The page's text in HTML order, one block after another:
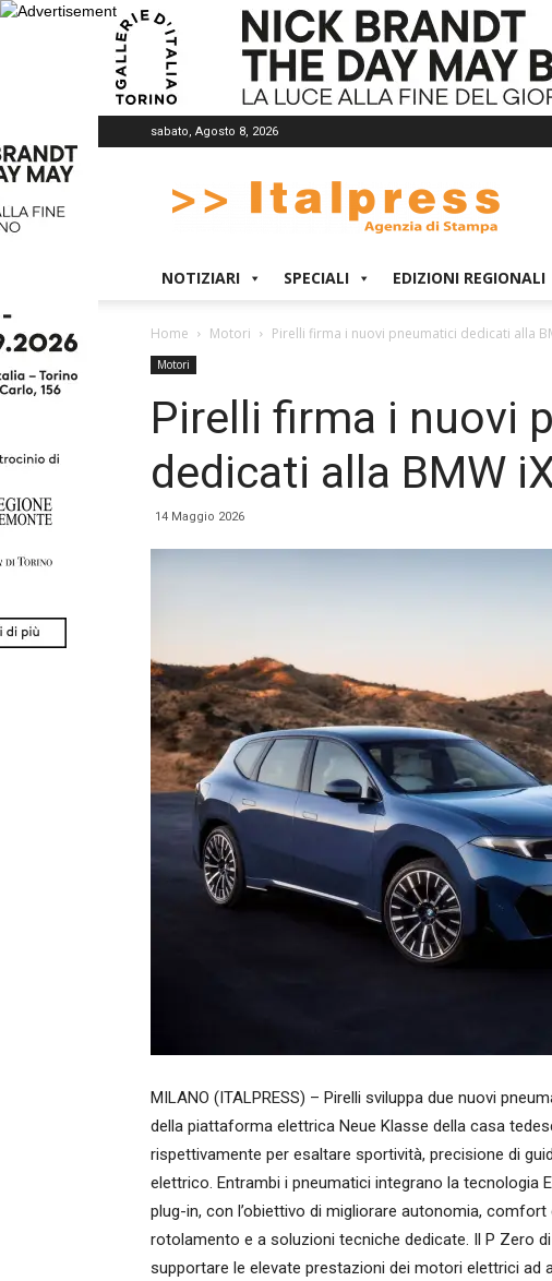
sabato, Agosto 8, 2026
NOTIZIARI SPECIALI EDIZIONI REGIONALI
Home Motori Pirelli firma i nuovi pneumatici dedicati alla
Motori
Pirelli firma i nuovi
dedicati alla BMW
14 Maggio 2026
MILANO (ITALPRESS) – Pirelli sviluppa due nuovi
della piattaforma elettrica Neue Klasse della casa
rispettivamente per esaltare sportività, precisione di
elettrico. Entrambi i pneumatici integrano la tecnologia
plug-in, con l’obiettivo di migliorare autonomia,
rotolamento e a soluzioni tecniche dedicate. Il P Zero
supportare le elevate prestazioni dei motori elettrici ad